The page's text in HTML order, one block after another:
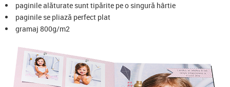
paginile alăturate sunt tipărite pe o singură hârtie
paginile se pliază perfect plat
gramaj 800g/m2